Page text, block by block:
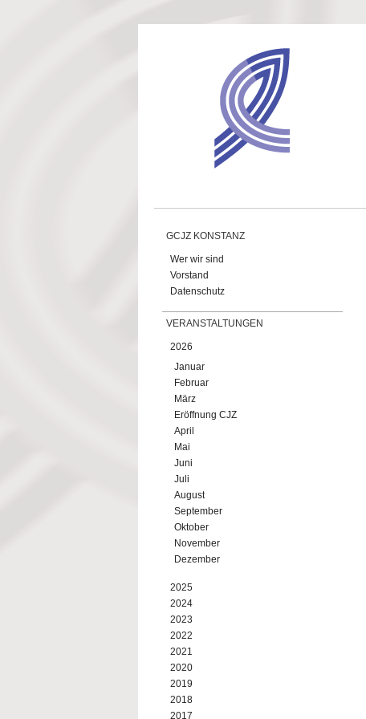
GCJZ KONSTANZ
Wer wir sind
Vorstand
Datenschutz
VERANSTALTUNGEN
2026
Januar
Februar
März
Eröffnung CJZ
April
Mai
Juni
Juli
August
September
Oktober
November
Dezember
2025
2024
2023
2022
2021
2020
2019
2018
2017